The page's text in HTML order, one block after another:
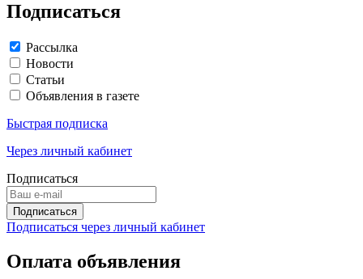
Подписаться
Рассылка
Новости
Статьи
Объявления в газете
Быстрая подписка
Через личный кабинет
Подписаться
Подписаться через личный кабинет
Оплата объявления